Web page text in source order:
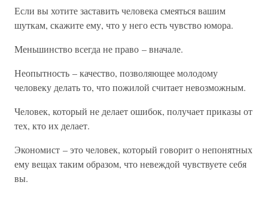
Если вы хотите заставить человека смеяться вашим
шуткам, скажите ему, что у него есть чувство юмора.
Меньшинство всегда не право – вначале.
Неопытность – качество, позволяющее молодому
человеку делать то, что пожилой считает невозможным.
Человек, который не делает ошибок, получает приказы от
тех, кто их делает.
Экономист – это человек, который говорит о непонятных
ему вещах таким образом, что невеждой чувствуете себя
вы.